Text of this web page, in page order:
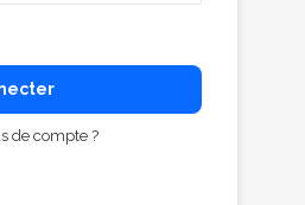
de compte ?